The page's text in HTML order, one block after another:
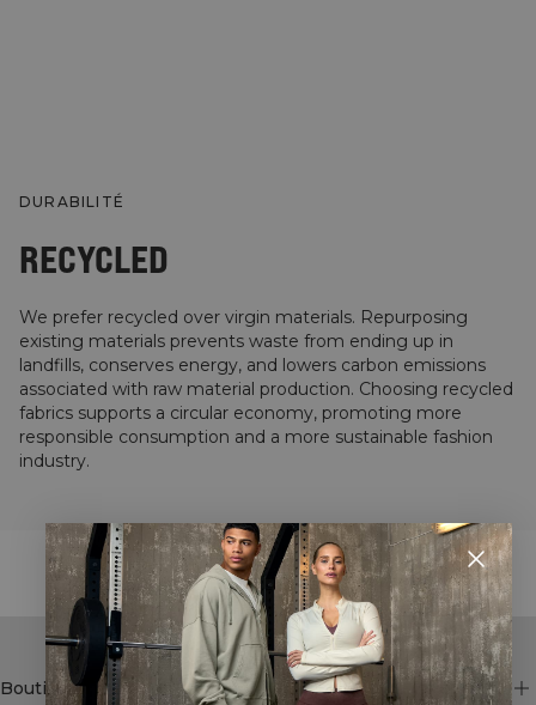
DURABILITÉ
RECYCLED
We prefer recycled over virgin materials. Repurposing
existing materials prevents waste from ending up in
landfills, conserves energy, and lowers carbon emissions
associated with raw material production. Choosing recycled
fabrics supports a circular economy, promoting more
responsible consumption and a more sustainable fashion
industry.
STYLE WITH
Boutique